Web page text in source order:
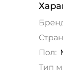
Пол:
Тип